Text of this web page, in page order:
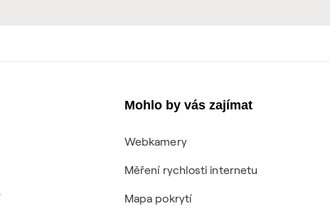
Mohlo by vás zajímat
Webkamery
Měření rychlosti internetu
Mapa pokrytí